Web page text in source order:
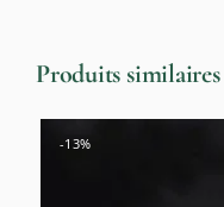
Produits similaires
-13%